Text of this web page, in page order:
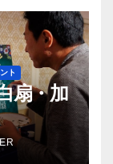
ト
扇・加